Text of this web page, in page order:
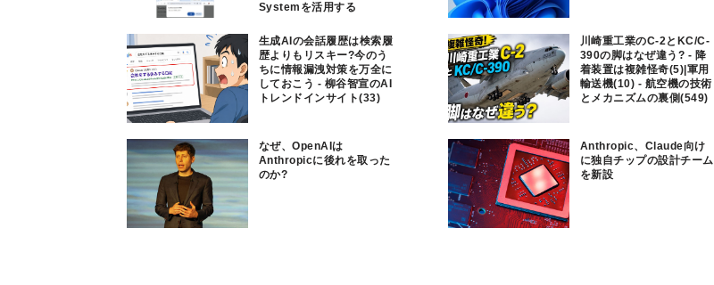
Systemを活用する
生成AIの会話履歴は検索履
歴よりもリスキー?今のう
ちに情報漏洩対策を万全に
しておこう - 柳谷智宣のAI
トレンドインサイト(33)
川崎重工業のC-2とKC/C-
390の脚はなぜ違う? - 降
着装置は複雑怪奇(5)|軍用
輸送機(10) - 航空機の技術
とメカニズムの裏側(549)
なぜ、OpenAIは
Anthropicに後れを取った
のか?
Anthropic、Claude向け
に独自チップの設計チーム
を新設